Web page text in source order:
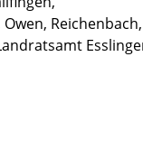
Reichenbach,